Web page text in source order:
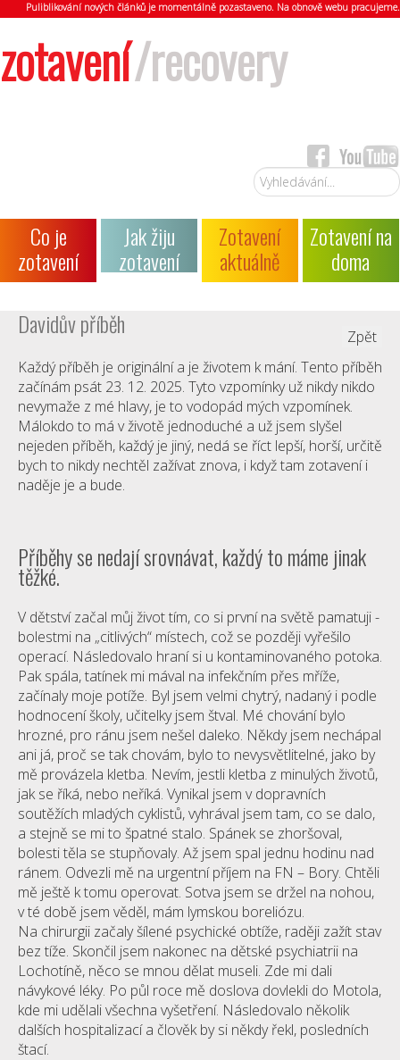
Puliblikování nových článků je momentálně pozastaveno. Na obnově webu pracujeme.
zotavení/recovery
Vyhledávání...
Co je
zotavení
Jak žiju
zotavení
Zotavení
aktuálně
Zotavení na
doma
Davidův příběh
Zpět
Každý příběh je originální a je životem k mání. Tento příběh
začínám psát 23. 12. 2025. Tyto vzpomínky už nikdy nikdo
nevymaže z mé hlavy, je to vodopád mých vzpomínek.
Málokdo to má v životě jednoduché a už jsem slyšel
nejeden příběh, každý je jiný, nedá se říct lepší, horší, určitě
bych to nikdy nechtěl zažívat znova, i když tam zotavení i
naděje je a bude.
Příběhy se nedají srovnávat, každý to máme jinak
těžké.
V dětství začal můj život tím, co si první na světě pamatuji -
bolestmi na „citlivých“ místech, což se později vyřešilo
operací. Následovalo hraní si u kontaminovaného potoka.
Pak spála, tatínek mi mával na infekčním přes mříže,
začínaly moje potíže. Byl jsem velmi chytrý, nadaný i podle
hodnocení školy, učitelky jsem štval. Mé chování bylo
hrozné, pro ránu jsem nešel daleko. Někdy jsem nechápal
ani já, proč se tak chovám, bylo to nevysvětlitelné, jako by
mě provázela kletba. Nevím, jestli kletba z minulých životů,
jak se říká, nebo neříká. Vynikal jsem v dopravních
soutěžích mladých cyklistů, vyhrával jsem tam, co se dalo,
a stejně se mi to špatné stalo. Spánek se zhoršoval,
bolesti těla se stupňovaly. Až jsem spal jednu hodinu nad
ránem. Odvezli mě na urgentní příjem na FN – Bory. Chtěli
mě ještě k tomu operovat. Sotva jsem se držel na nohou,
v té době jsem věděl, mám lymskou boreliózu.
Na chirurgii začaly šílené psychické obtíže, raději zažít stav
bez tíže. Skončil jsem nakonec na dětské psychiatrii na
Lochotíně, něco se mnou dělat museli. Zde mi dali
návykové léky. Po půl roce mě doslova dovlekli do Motola,
kde mi udělali všechna vyšetření. Následovalo několik
dalších hospitalizací a člověk by si někdy řekl, posledních
štací.